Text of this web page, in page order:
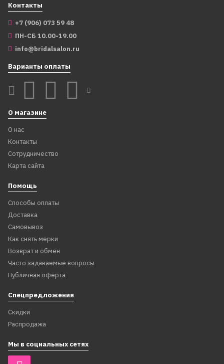
Контакты
+7 (906) 073 59 48
ПН-СБ 10.00-19.00
info@bridalsalon.ru
Варианты оплаты
О магазине
О нас
Контакты
Сотрудничество
Карта сайта
Помощь
Способы оплаты
Доставка
Самовывоз
Как снять мерки
Возврат и обмен
Часто задаваемые вопросы
Публичная оферта
Спецпредложения
Скидки
Распродажа
Мы в социальных сетях